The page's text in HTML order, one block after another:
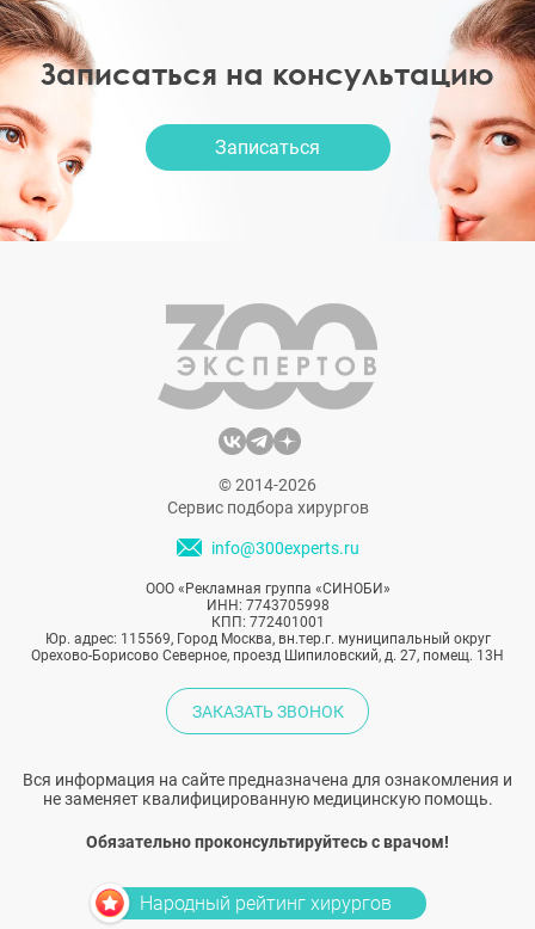
Записаться на консультацию
Записаться
© 2014-2026
Сервис подбора хирургов
info@300experts.ru
ООО «Рекламная группа «СИНОБИ»
ИНН: 7743705998
КПП: 772401001
Юр. адрес: 115569, Город Москва, вн.тер.г. муниципальный округ
Орехово-Борисово Северное, проезд Шипиловский, д. 27, помещ. 13Н
ЗАКАЗАТЬ ЗВОНОК
Вся информация на сайте предназначена для ознакомления и
не заменяет квалифицированную медицинскую помощь.
Обязательно проконсультируйтесь с врачом!
Народный рейтинг хирургов